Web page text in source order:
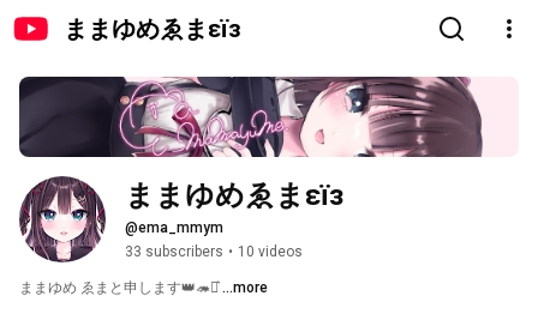
ままゆめゑまεïз
ままゆめゑまεïз
@ema_mmym
33 subscribers • 10 videos
ままゆめ ゑまと申します👑🦔‪⋆͛ ...more